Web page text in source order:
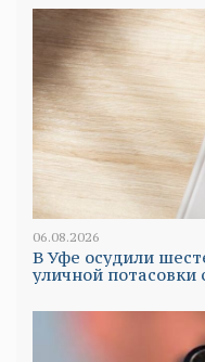
06.08.2026
В Уфе осудили
уличной